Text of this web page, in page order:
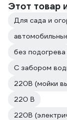
Этот товар
Для сада и
без подогрева
С забором
220В (мойки
220 В
220В